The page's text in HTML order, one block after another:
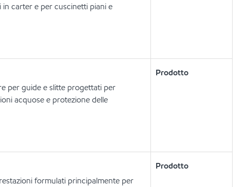
carter e per cuscinetti piani e
per guide e slitte progettati per
acquose e protezione delle
Prodotto
formulati principalmente per
Prodotto